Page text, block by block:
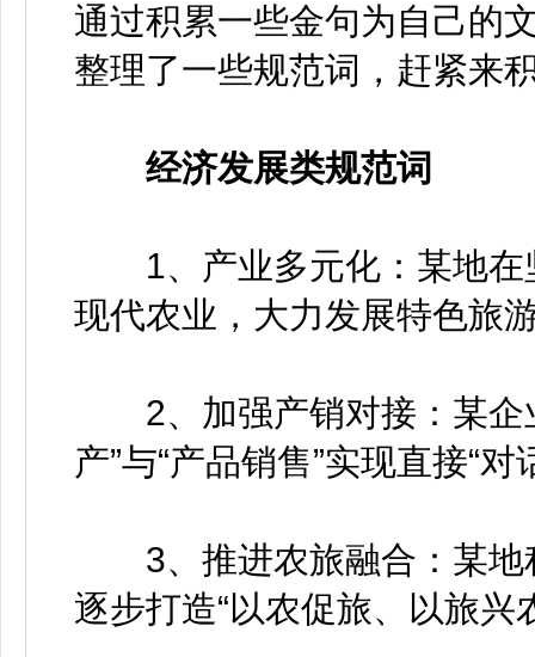
通过积累一些金句为自己的
整理了一些规范词，赶紧
经济发展类规范词
1、产业多元化：某地在
现代农业，大力发展特色旅
2、加强产销对接：某企
产”与“产品销售”实现直接“对
3、推进农旅融合：某地
逐步打造“以农促旅、以旅兴